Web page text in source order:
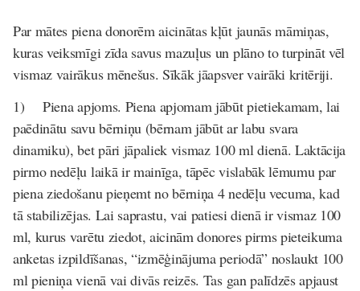
Par mātes piena donorēm aicinātas kļūt jaunās māmiņas,
kuras veiksmīgi zīda savus mazuļus un plāno to turpināt vēl
vismaz vairākus mēnešus. Sīkāk jāapsver vairāki kritēriji.
1)Piena apjoms. Piena apjomam jābūt pietiekamam, lai
paēdinātu savu bērniņu (bērnam jābūt ar labu svara
dinamiku), bet pāri jāpaliek vismaz 100 ml dienā. Laktācija
pirmo nedēļu laikā ir mainīga, tāpēc vislabāk lēmumu par
piena ziedošanu pieņemt no bērniņa 4 nedēļu vecuma, kad
tā stabilizējas. Lai saprastu, vai patiesi dienā ir vismaz 100
ml, kurus varētu ziedot, aicinām donores pirms pieteikuma
anketas izpildīšanas, “izmēģinājuma periodā” noslaukt 100
ml pieniņa vienā vai divās reizēs. Tas gan palīdzēs apjaust